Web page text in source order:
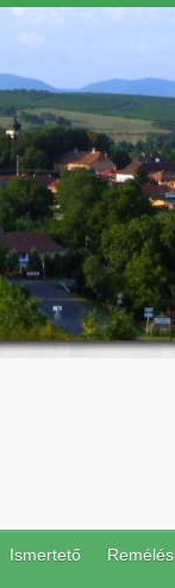
Ismertető Remélés